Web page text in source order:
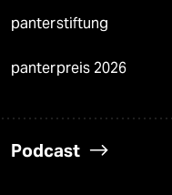
panterstiftung
panterpreis 2026
Podcast